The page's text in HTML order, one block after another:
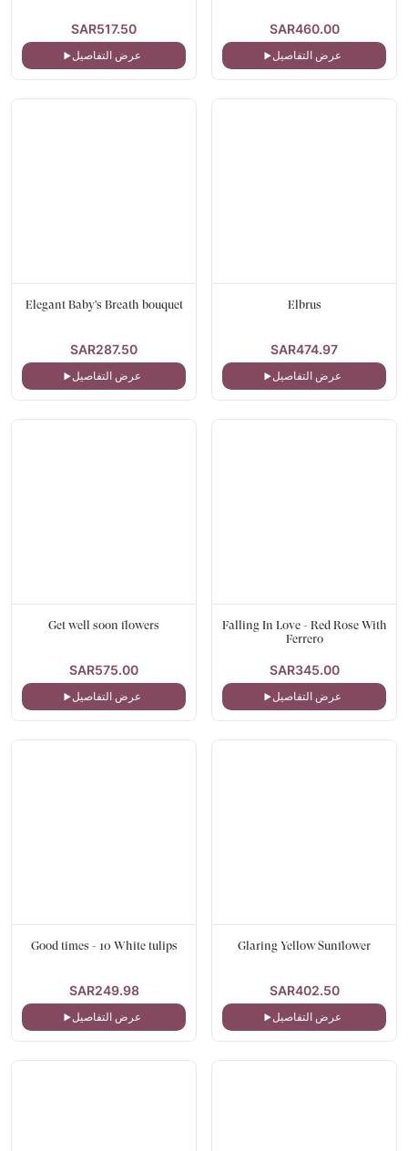
SAR460.00
عرض التفاصيل
SAR517.50
عرض التفاصيل
Elbrus
SAR474.97
عرض التفاصيل
Elegant Baby's Breath bouquet
SAR287.50
عرض التفاصيل
Falling In Love - Red Rose With
Ferrero
SAR345.00
عرض التفاصيل
Get well soon flowers
SAR575.00
عرض التفاصيل
Glaring Yellow Sunflower
SAR402.50
عرض التفاصيل
Good times - 10 White tulips
SAR249.98
عرض التفاصيل